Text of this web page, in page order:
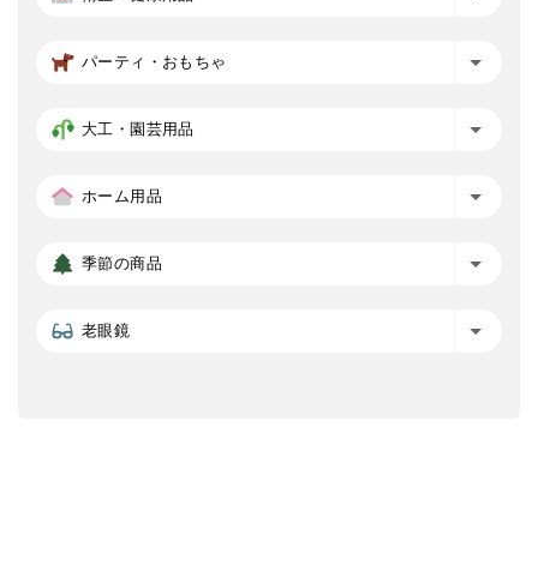
パーティ・おもちゃ
大工・園芸用品
ホーム用品
季節の商品
老眼鏡